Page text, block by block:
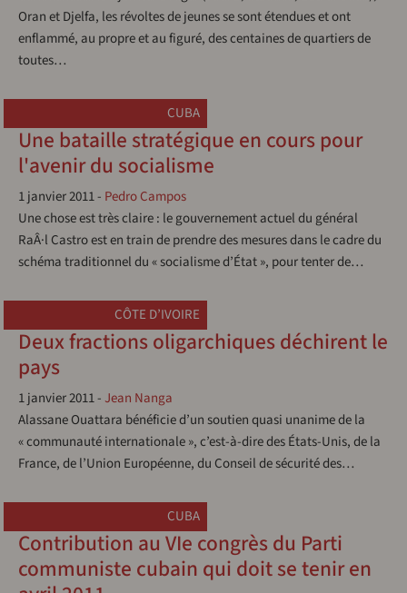
Oran et Djelfa, les révoltes de jeunes se sont étendues et ont
enflammé, au propre et au figuré, des centaines de quartiers de
toutes…
CUBA
Une bataille stratégique en cours pour
l'avenir du socialisme
1 janvier 2011- Pedro Campos
Une chose est très claire : le gouvernement actuel du général
RaÂ·l Castro est en train de prendre des mesures dans le cadre du
schéma traditionnel du « socialisme d’État », pour tenter de…
CÔTE D’IVOIRE
Deux fractions oligarchiques déchirent le
pays
1 janvier 2011-Jean Nanga
Alassane Ouattara bénéficie d’un soutien quasi unanime de la
« communauté internationale », c’est-à-dire des États-Unis, de la
France, de l’Union Européenne, du Conseil de sécurité des…
CUBA
Contribution au VIe congrès du Parti
communiste cubain qui doit se tenir en